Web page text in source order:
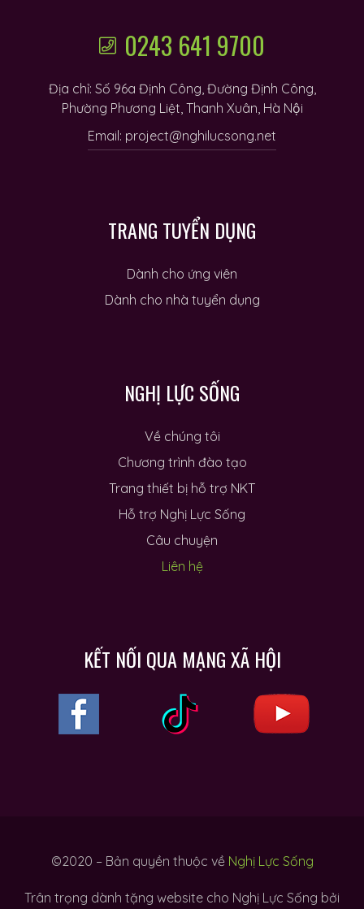
0243 641 9700
Địa chỉ: Số 96a Định Công, Đường Định Công,
Phường Phương Liệt, Thanh Xuân, Hà Nội
Email: project@nghilucsong.net
TRANG TUYỂN DỤNG
Dành cho ứng viên
Dành cho nhà tuyển dụng
NGHỊ LỰC SỐNG
Về chúng tôi
Chương trình đào tạo
Trang thiết bị hỗ trợ NKT
Hỗ trợ Nghị Lực Sống
Câu chuyện
Liên hệ
KẾT NỐI QUA MẠNG XÃ HỘI
©2020 – Bản quyền thuộc về Nghị Lực Sống
Trân trọng dành tặng website cho Nghị Lực Sống bởi